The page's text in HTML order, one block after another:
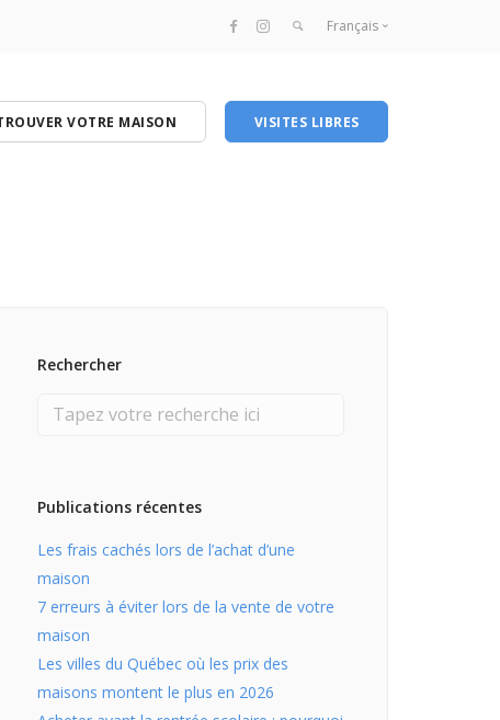
Français
English
VOTRE MAISON VISITES LIBRES
Rechercher
Publications récentes
Les frais cachés lors de l’achat d’une
maison
7 erreurs à éviter lors de la vente de votre
maison
Les villes du Québec où les prix des
maisons montent le plus en 2026